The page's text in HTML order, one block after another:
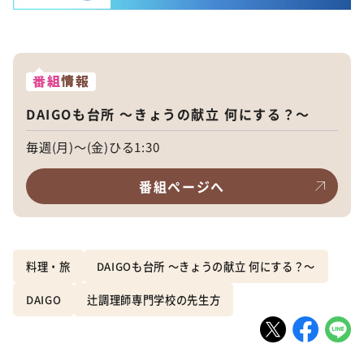
番組情報
DAIGOも台所 ～きょうの献立 何にする？～
毎週(月)～(金)ひる1:30
番組ページへ
料理・旅 DAIGOも台所 ～きょうの献立 何にする？～
DAIGO 辻調理師専門学校の先生方